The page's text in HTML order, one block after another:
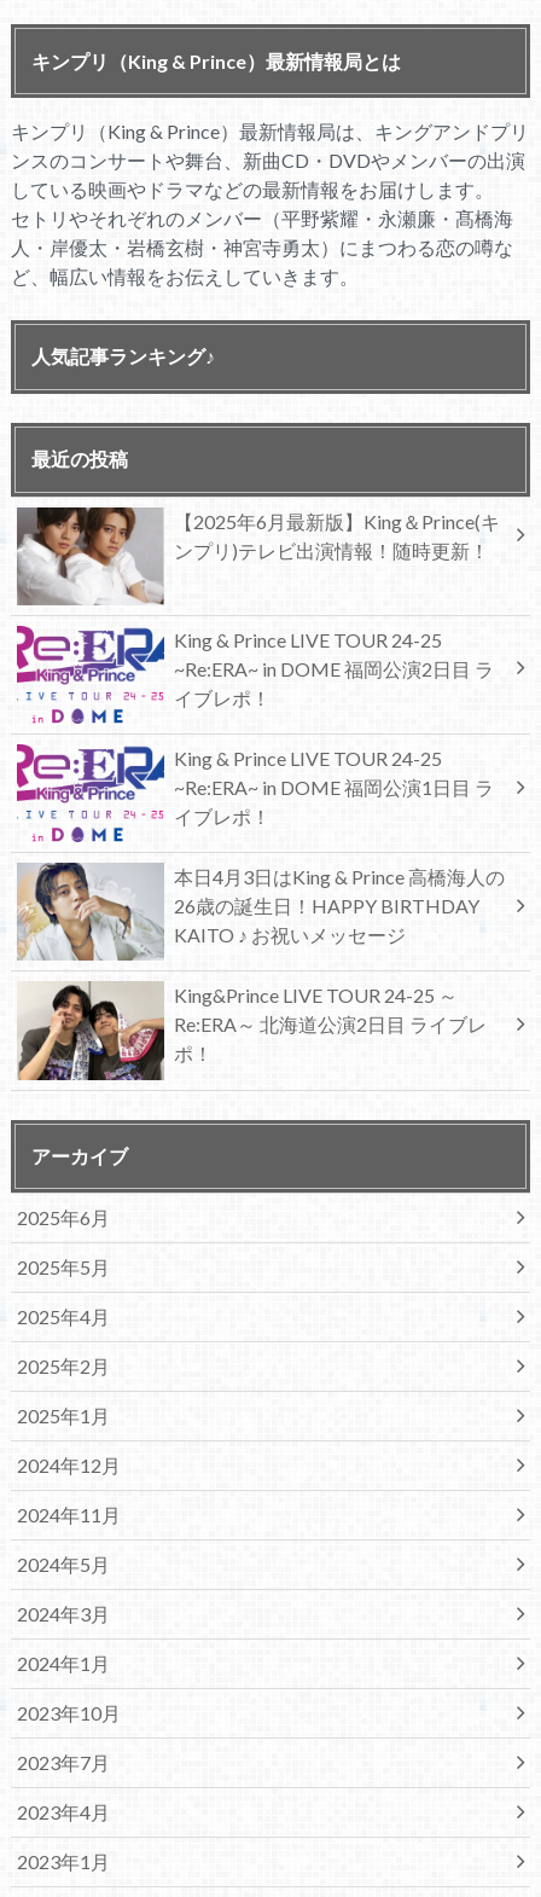
キンプリ（King & Prince）最新情報局とは
キンプリ（King & Prince）最新情報局は、キングアンドプリ
ンスのコンサートや舞台、新曲CD・DVDやメンバーの出演
している映画やドラマなどの最新情報をお届けします。
セトリやそれぞれのメンバー（平野紫耀・永瀬廉・髙橋海
人・岸優太・岩橋玄樹・神宮寺勇太）にまつわる恋の噂な
ど、幅広い情報をお伝えしていきます。
人気記事ランキング♪
最近の投稿
【2025年6月最新版】King＆Prince(キ
ンプリ)テレビ出演情報！随時更新！
King & Prince LIVE TOUR 24-25
~Re:ERA~ in DOME 福岡公演2日目 ラ
イブレポ！
King & Prince LIVE TOUR 24-25
~Re:ERA~ in DOME 福岡公演1日目 ラ
イブレポ！
本日4月3日はKing & Prince 高橋海人の
26歳の誕生日！HAPPY BIRTHDAY
KAITO ♪ お祝いメッセージ
King&Prince LIVE TOUR 24-25 ～
Re:ERA～ 北海道公演2日目 ライブレ
ポ！
アーカイブ
2025年6月
2025年5月
2025年4月
2025年2月
2025年1月
2024年12月
2024年11月
2024年5月
2024年3月
2024年1月
2023年10月
2023年7月
2023年4月
2023年1月